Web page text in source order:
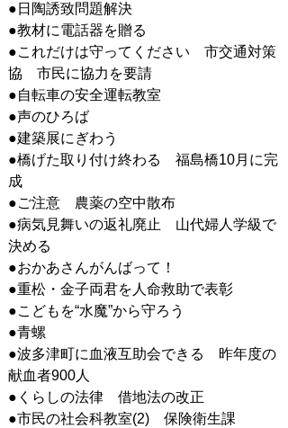
●日陶誘致問題解決
●教材に電話器を贈る
●これだけは守ってください 市交通対策
協 市民に協力を要請
●自転車の安全運転教室
●声のひろば
●建築展にぎわう
●橋げた取り付け終わる 福島橋10月に完
成
●ご注意 農薬の空中散布
●病気見舞いの返礼廃止 山代婦人学級で
決める
●おかあさんがんばって！
●重松・金子両君を人命救助で表彰
●こどもを“水魔”から守ろう
●青螺
●波多津町に血液互助会できる 昨年度の
献血者900人
●くらしの法律 借地法の改正
●市民の社会科教室(2) 保険衛生課